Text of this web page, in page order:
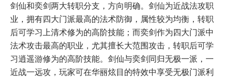
剑仙和奕剑两大转职分支，方向明确。剑仙为近战法攻职
业，拥有四大门派最高的法术防御，属性较为均衡，转职
后可学习上清术修为的高阶技能；而奕剑作为四大门派中
法术攻击最高的职业，尤其擅长大范围攻击，转职后可学
习逍遥游修为的高阶技能。剑仙与奕剑同归无极一派，一
近战一远攻，玩家可在华丽炫目的特效中享受无极门派利